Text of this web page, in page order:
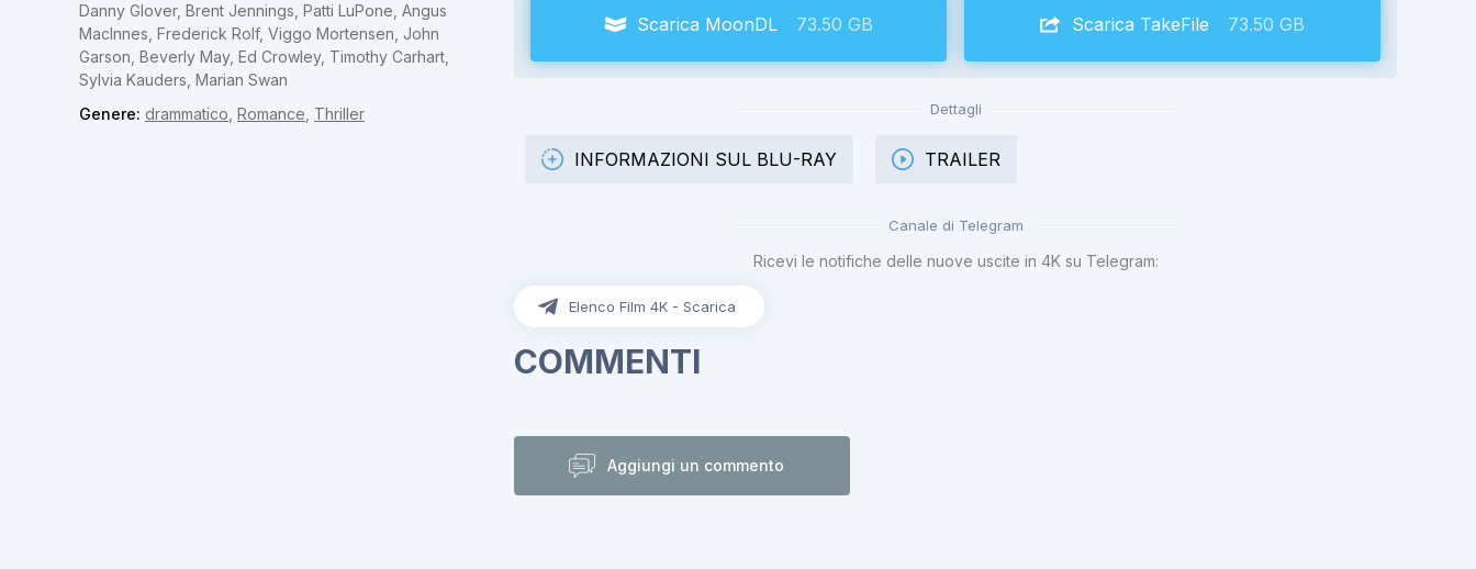
Danny Glover, Brent Jennings, Patti LuPone, Angus
MacInnes, Frederick Rolf, Viggo Mortensen, John
Garson, Beverly May, Ed Crowley, Timothy Carhart,
Sylvia Kauders, Marian Swan
Genere: drammatico Romance Thriller
Scarica MoonDL 73.50 GB Scarica TakeFile 73.50 GB
Dettagli
INFORMAZIONI SUL BLU-RAY TRAILER
Canale di Telegram
Ricevi le notifiche delle nuove uscite in 4K su Telegram:
Elenco Film 4K - Scarica
COMMENTI
Aggiungi un commento